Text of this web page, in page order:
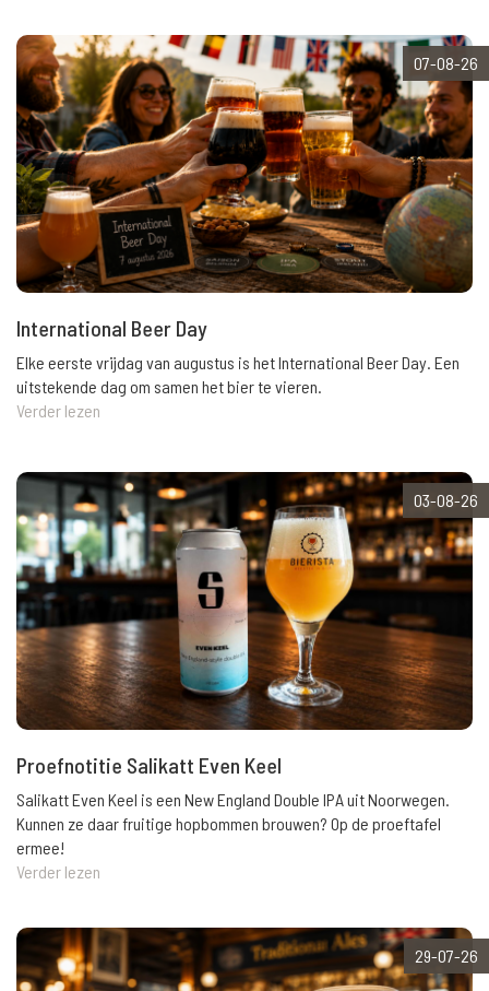
07-08-26
International Beer Day
Elke eerste vrijdag van augustus is het International Beer Day. Een
uitstekende dag om samen het bier te vieren.
Verder lezen
03-08-26
Proefnotitie Salikatt Even Keel
Salikatt Even Keel is een New England Double IPA uit Noorwegen.
Kunnen ze daar fruitige hopbommen brouwen? Op de proeftafel
ermee!
Verder lezen
29-07-26